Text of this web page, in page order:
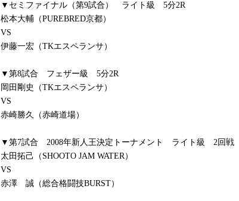
▼セミファイナル（第9試合） ライト級 5分2R
松本大輔（PUREBRED京都）
VS
伊藤一宏（TKエスペランサ）
▼第8試合 フェザー級 5分2R
岡田剛史（TKエスペランサ）
VS
赤崎勝久（赤崎道場）
▼第7試合 2008年新人王決定トーナメント ライト級 2回戦
太田拓己（SHOOTO JAM WATER）
VS
赤澤 誠（総合格闘技BURST）